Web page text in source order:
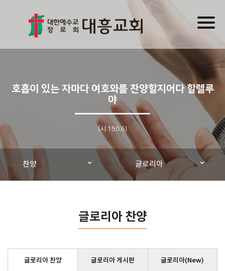
호흡이 있는 자마다 여호와를 찬양할지어다 할렐루
야
(시 150:6)
찬양 글로리아
글로리아 찬양
글로리아 찬양 글로리아 게시판 글로리아(New)